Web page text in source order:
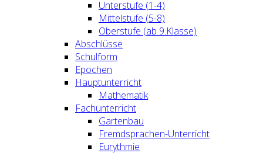
Unterstufe (1-4)
Mittelstufe (5-8)
Oberstufe (ab 9.Klasse)
Abschlüsse
Schulform
Epochen
Hauptunterricht
Mathematik
Fachunterricht
Gartenbau
Fremdsprachen-Unterricht
Eurythmie